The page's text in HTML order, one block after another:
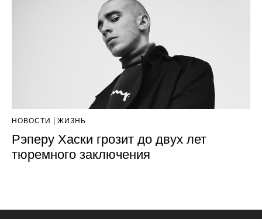
НОВОСТИ ЖИЗНЬ
Рэперу Хаски грозит до двух лет
тюремного заключения